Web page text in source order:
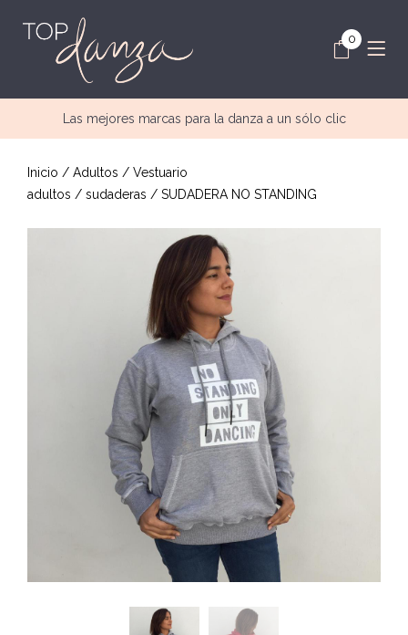
0
Las mejores marcas para la danza a un sólo clic
Inicio / Adultos / Vestuario
adultos / sudaderas / SUDADERA NO STANDING